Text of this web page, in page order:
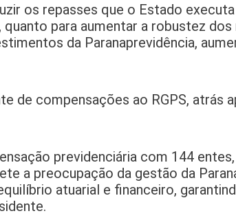
os repasses que o Estado
para aumentar a robustez
da Paranaprevidência,
de compensações ao RGPS, atrás
previdenciária com 144
a preocupação da gestão da
atuarial e financeiro,